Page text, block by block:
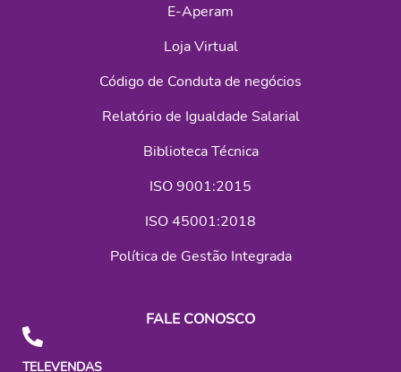
E-Aperam
Loja Virtual
Código de Conduta de negócios
Relatório de Igualdade Salarial
Biblioteca Técnica
ISO 9001:2015
ISO 45001:2018
Política de Gestão Integrada
FALE CONOSCO
TELEVENDAS